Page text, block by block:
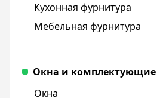
Кухонная фурнитура
Мебельная фурнитура
Окна и комплектующие
Окна